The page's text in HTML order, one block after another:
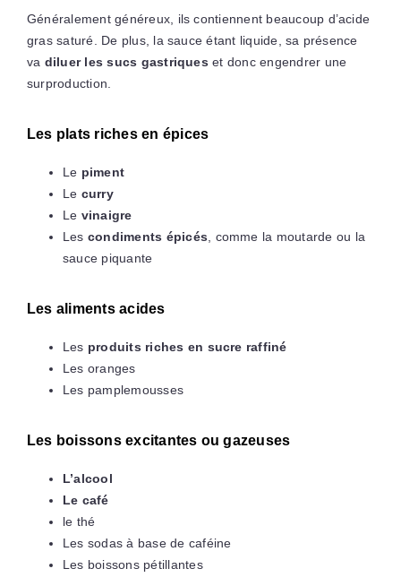
Généralement généreux, ils contiennent beaucoup d’acide
gras saturé. De plus, la sauce étant liquide, sa présence
va diluer les sucs gastriques et donc engendrer une
surproduction.
Les plats riches en épices
Le piment
Le curry
Le vinaigre
Les condiments épicés , comme la moutarde ou la
sauce piquante
Les aliments acides
Les produits riches en sucre raffiné
Les oranges
Les pamplemousses
Les boissons excitantes ou gazeuses
L’alcool
Le café
le thé
Les sodas à base de caféine
Les boissons pétillantes